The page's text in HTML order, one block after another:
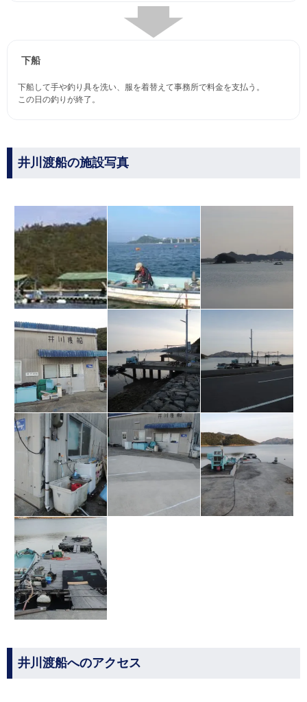
下船
下船して手や釣り具を洗い、服を着替えて事務所で料金を支払う。
この日の釣りが終了。
井川渡船の施設写真
井川渡船へのアクセス